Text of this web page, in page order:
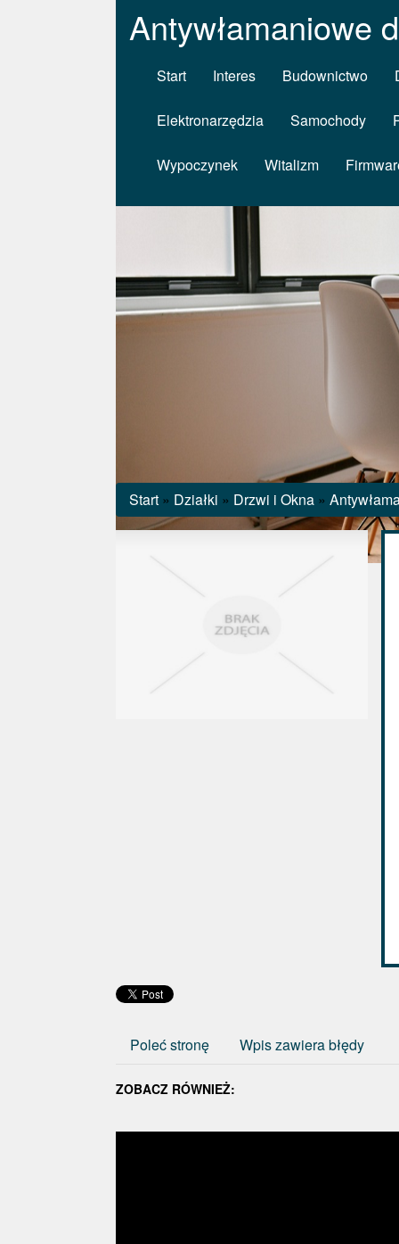
Antywłamaniowe
Start Interes Budownictwo
Elektronarzędzia Samochody
Wypoczynek Witalizm
Start » Działki » Drzwi i Okna »
Poleć stronę Wpis zawiera błędy
ZOBACZ RÓWNIEŻ: